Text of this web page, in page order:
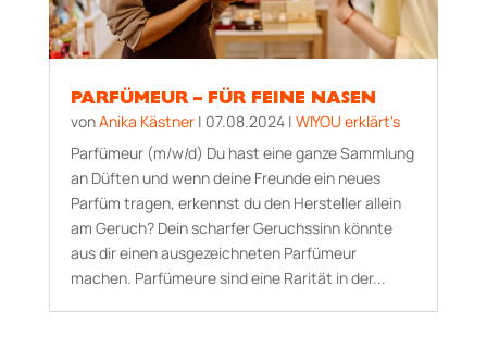
PARFÜMEUR – FÜR FEINE NASEN
vonAnika Kästner| 07.08.2024| WIYOU erklärt's
Parfümeur (m/w/d) Du hast eine ganze Sammlung
an Düften und wenn deine Freunde ein neues
Parfüm tragen, erkennst du den Hersteller allein
am Geruch? Dein scharfer Geruchssinn könnte
aus dir einen ausgezeichneten Parfümeur
machen. Parfümeure sind eine Rarität in der...